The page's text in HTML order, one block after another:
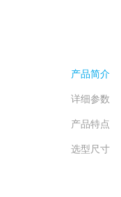
产品简介
详细参数
产品特点
选型尺寸